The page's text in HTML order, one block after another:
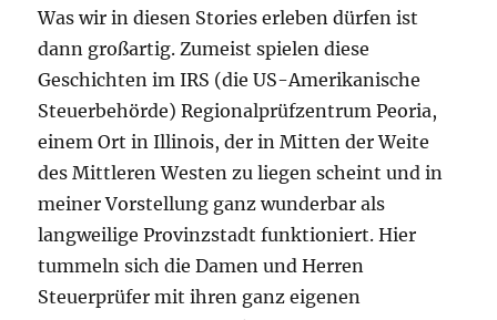
Was wir in diesen Stories erleben dürfen ist
dann großartig. Zumeist spielen diese
Geschichten im IRS (die US-Amerikanische
Steuerbehörde) Regionalprüfzentrum Peoria,
einem Ort in Illinois, der in Mitten der Weite
des Mittleren Westen zu liegen scheint und in
meiner Vorstellung ganz wunderbar als
langweilige Provinzstadt funktioniert. Hier
tummeln sich die Damen und Herren
Steuerprüfer mit ihren ganz eigenen